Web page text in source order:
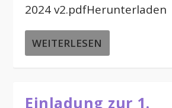
2024 v2.pdfHerunterladen
WEITERLESEN
Einladung zur 1.